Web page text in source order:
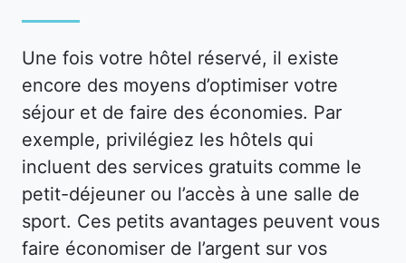
Une fois votre hôtel réservé, il existe
encore des moyens d’optimiser votre
séjour et de faire des économies. Par
exemple, privilégiez les hôtels qui
incluent des services gratuits comme le
petit-déjeuner ou l’accès à une salle de
sport. Ces petits avantages peuvent vous
faire économiser de l’argent sur vos